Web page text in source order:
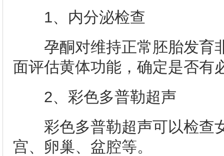
1、内分泌检查
孕酮对维持正常胚胎发育
面评估黄体功能，确定是否有
2、彩色多普勒超声
彩色多普勒超声可以检查
宫、卵巢、盆腔等。